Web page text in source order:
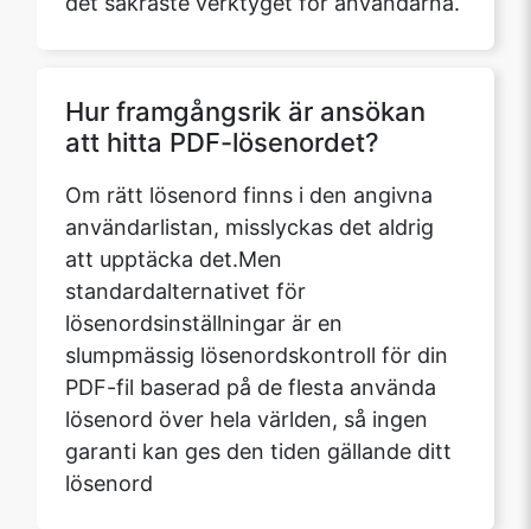
Hur framgångsrik är ansökan
att hitta PDF-lösenordet?
Om rätt lösenord finns i den angivna
användarlistan, misslyckas det aldrig
att upptäcka det.Men
standardalternativet för
lösenordsinställningar är en
slumpmässig lösenordskontroll för din
PDF-fil baserad på de flesta använda
lösenord över hela världen, så ingen
garanti kan ges den tiden gällande ditt
lösenord